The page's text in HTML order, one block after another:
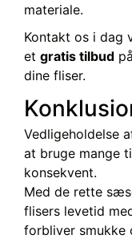
materiale.
Kontakt os i dag
et gratis tilbud
dine fliser.
Vedligeholdelse
at bruge mange
konsekvent.
Med de rette
flisers levetid
forbliver smukke